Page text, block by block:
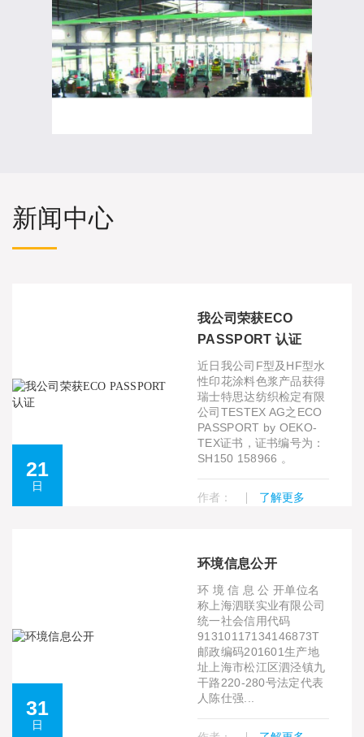
新闻中心
21
日
我公司荣获ECO
PASSPORT 认证
近日我公司F型及HF型水
性印花涂料色浆产品获得
瑞士特思达纺织检定有限
公司TESTEX AG之ECO
PASSPORT by OEKO-
TEX证书，证书编号为：
SH150 158966 。
作者： 了解更多
31
日
环境信息公开
环 境 信 息 公 开单位名
称上海泗联实业有限公司
统一社会信用代码
91310117134146873T
邮政编码201601生产地
址上海市松江区泗泾镇九
干路220-280号法定代表
人陈仕强...